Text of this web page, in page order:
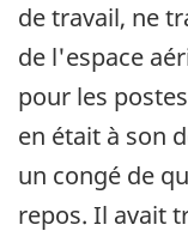
de travail, ne
de l'espace
pour les
en était à son
un congé de
repos. Il avait